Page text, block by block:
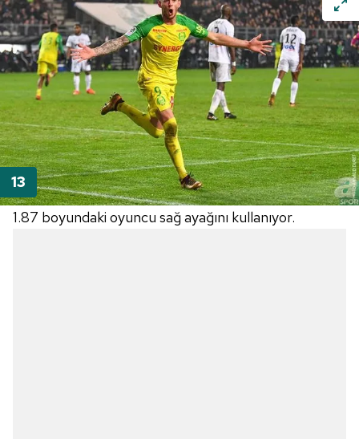
1.87 boyundaki oyuncu sağ ayağını kullanıyor.